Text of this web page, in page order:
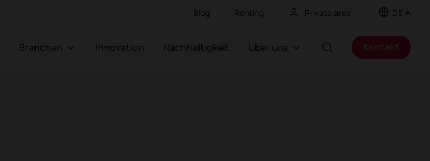
Blog Renting Private area DE
Branchen Innovation Nachhaltigkeit Über uns Kontakt